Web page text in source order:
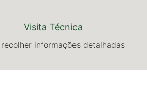
Visita Técnica
recolher informações detalhadas